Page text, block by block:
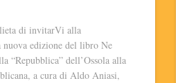
di invitarVi alla
nuova edizione del libro Ne
“Repubblica” dell’Ossola alla
a cura di Aldo Aniasi,